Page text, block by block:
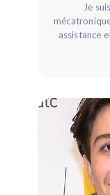
Je suis titulaire d'un diplôme d'ingénieur en
assistance